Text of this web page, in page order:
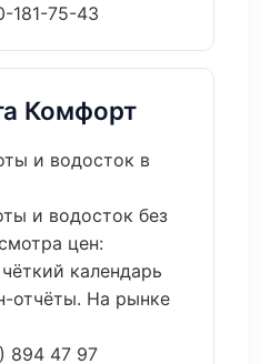
181-75-43
Комфорт
и водосток в
и водосток без
цен:
календарь
отчёты. На рынке
894 47 97